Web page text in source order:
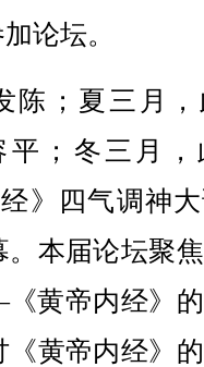
论坛。
；夏三月，
；冬三月，
》四气调神
本届论坛聚
黄帝内经》
黄帝内经》